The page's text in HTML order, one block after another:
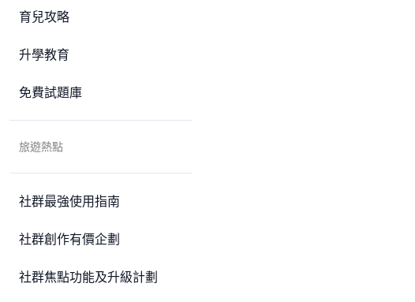
育兒攻略
升學教育
免費試題庫
旅遊熱點
社群最強使用指南
社群創作有價企劃
社群焦點功能及升級計劃